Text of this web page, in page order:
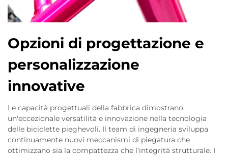
Opzioni di progettazione e
personalizzazione
innovative
Le capacità progettuali della fabbrica dimostrano
un'eccezionale versatilità e innovazione nella tecnologia
delle biciclette pieghevoli. Il team di ingegneria sviluppa
continuamente nuovi meccanismi di piegatura che
ottimizzano sia la compattezza che l'integrità strutturale. I